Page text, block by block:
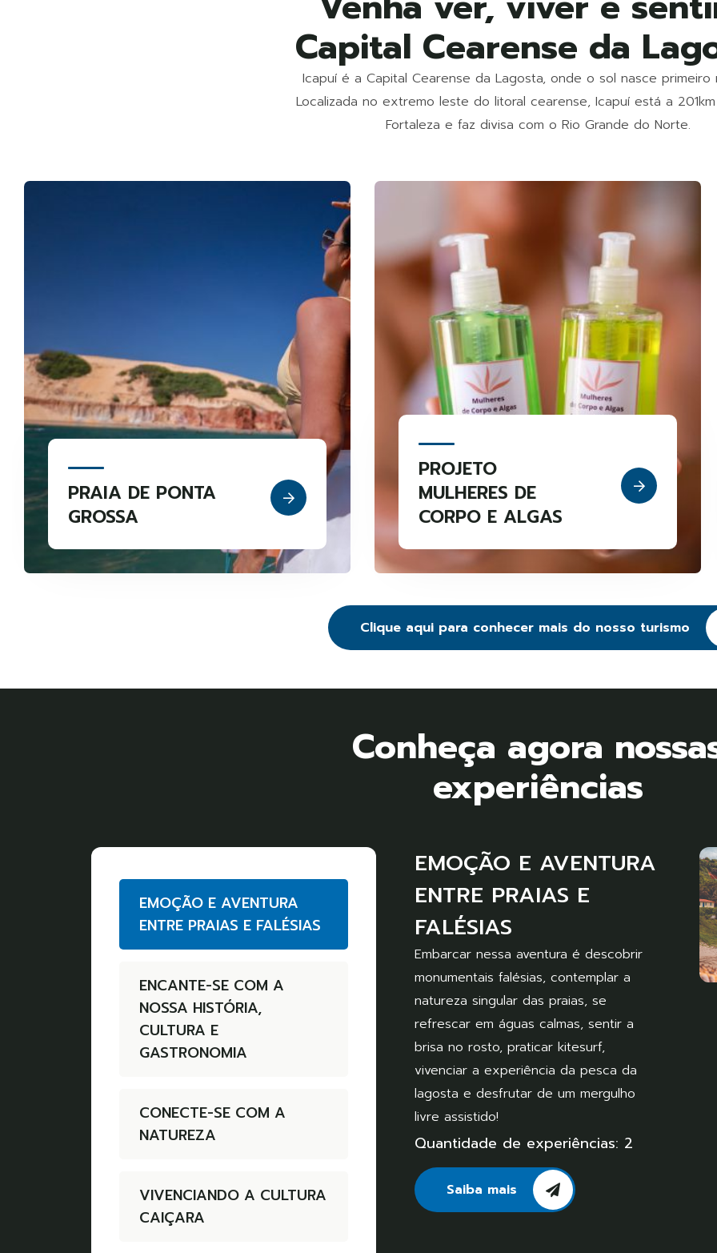
Capital Cearense da
Icapuí é a Capital Cearense da Lagosta, onde o sol nasce primeiro
Localizada no extremo leste do litoral cearense, Icapuí está a
Fortaleza e faz divisa com o Rio Grande do Norte.
PRAIA DE PONTA
GROSSA
PROJETO
MULHERES DE
CORPO E ALGAS
Clique aqui para conhecer mais do nosso turismo
Conheça agora
experiências
EMOÇÃO E AVENTURA
ENTRE PRAIAS E FALÉSIAS
ENCANTE-SE COM A
NOSSA HISTÓRIA,
CULTURA E
GASTRONOMIA
CONECTE-SE COM A
NATUREZA
VIVENCIANDO A CULTURA
CAIÇARA
EMOÇÃO E AVENTURA
ENTRE PRAIAS E
FALÉSIAS
Embarcar nessa aventura é descobrir
monumentais falésias, contemplar a
natureza singular das praias, se
refrescar em águas calmas, sentir a
brisa no rosto, praticar kitesurf,
vivenciar a experiência da pesca da
lagosta e desfrutar de um mergulho
livre assistido!
Quantidade de experiências: 2
Saiba mais